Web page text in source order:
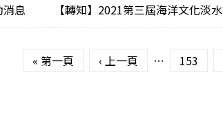
息 【轉知】2021第三屆海洋文化淡
« 第一頁 ‹ 上一頁 … 153